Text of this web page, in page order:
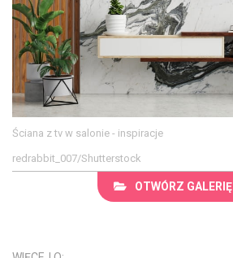
Ściana z tv w salonie - inspiracje
redrabbit_007/Shutterstock
OTWÓRZ GALERIĘ